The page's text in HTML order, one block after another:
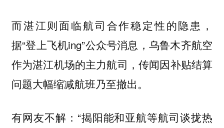
而湛江则面临航司合作稳定性的隐患，
据“登上飞机ing”公众号消息，乌鲁木齐航空
作为湛江机场的主力航司，传闻因补贴结算
问题大幅缩减航班乃至撤出。
有网友不解：“揭阳能和亚航等航司谈拢热